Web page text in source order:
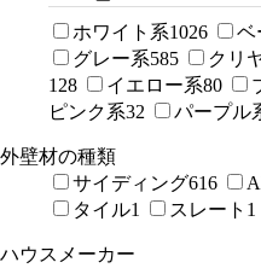
ホワイト系1026 ベ
グレー系585 クリ
128
イエロー系80
ピンク系32 パープル
外壁材の種類
サイディング616
タイル1 スレート 1
ハウスメーカー